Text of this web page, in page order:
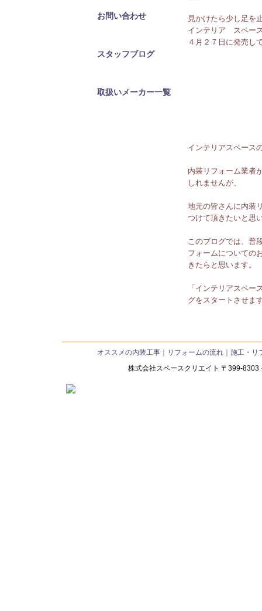
お問い合わせ
スタッフブログ
取扱いメーカー一覧
見かけたら少し足を
インテリア スペー
４月２７日に発売し
インテリアスペース
内装リフォーム業者
しれませんが、
地元の皆さんに内装
つけて頂きたいと思
このブログでは、普
フォームについての
きたらと思います。
「インテリアスペー
グをスタートさせま
オススメの内装工事 リフォームの流れ
施工・リ
株式会社スペースクリエイト 〒399-